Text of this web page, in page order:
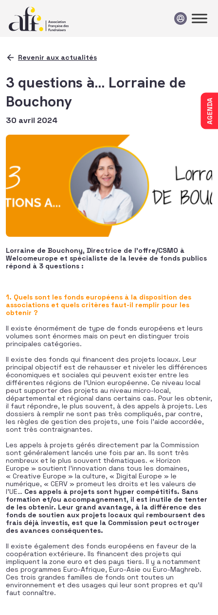
AGENDA
Revenir aux actualités
3 questions à… Lorraine de
Bouchony
30 avril 2024
Lorraine de Bouchony, Directrice de l’offre/CSMO à
Welcomeurope et spécialiste de la levée de fonds publics
répond à 3 questions :
1. Quels sont les fonds européens à la disposition des
associations et quels critères faut-il remplir pour les
obtenir ?
Il existe énormément de type de fonds européens et leurs
volumes sont énormes mais on peut en distinguer trois
principales catégories.
Il existe des fonds qui financent des projets locaux. Leur
principal objectif est de rehausser et niveler les différences
économiques et sociales qui peuvent exister entre les
différentes régions de l’Union européenne. Ce niveau local
peut supporter des projets au niveau micro-local,
départemental et régional dans certains cas. Pour les obtenir,
il faut répondre, le plus souvent, à des appels à projets. Les
dossiers à remplir ne sont pas très compliqués, par contre,
les règles de gestion des projets, une fois l’aide accordée,
sont très contraignantes.
Les appels à projets gérés directement par la Commission
sont généralement lancés une fois par an. Ils sont très
nombreux et le plus souvent thématiques. « Horizon
Europe » soutient l’innovation dans tous les domaines,
« Creative Europe » la culture, « Digital Europe » le
numérique, « CERV » promeut les droits et les valeurs de
l’UE… Ces appels à projets sont hyper compétitifs. Sans
formation et/ou accompagnement, il est inutile de tenter
de les obtenir. Leur grand avantage, à la différence des
fonds de soutien aux projets locaux qui remboursent des
frais déjà investis, est que la Commission peut octroyer
des avances conséquentes.
Il existe également des fonds européens en faveur de la
coopération extérieure. Ils financent des projets qui
impliquent la zone euro et des pays tiers. Il y a notamment
des programmes Euro-Afrique, Euro-Asie ou Euro-Maghreb.
Ces trois grandes familles de fonds ont toutes un
environnement et des usages qui leur sont propres et qu’il
faut connaître.